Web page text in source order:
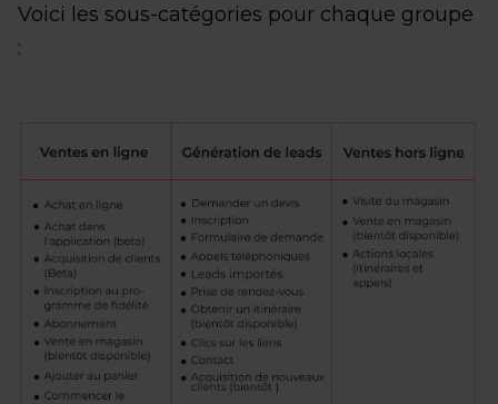
Voici les sous-catégories pour chaque groupe
: